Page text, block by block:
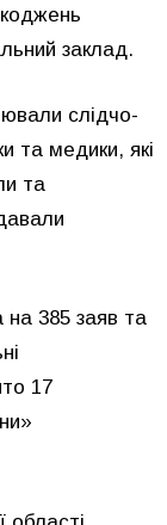
заклад.
слідчо-
та медики, які
та
на 385 заяв та
17